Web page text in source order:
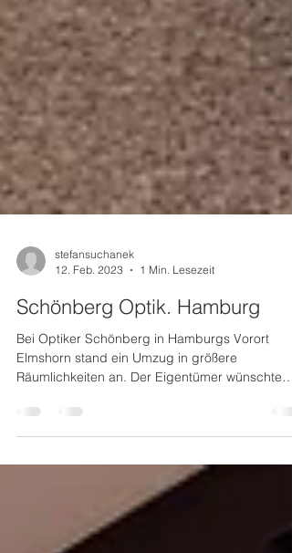
12. Feb. 2023
1 Min. Lesezeit
Schönberg Optik. Hamburg
Bei Optiker Schönberg in Hamburgs Vorort
Räumlichkeiten an. Der Eigentümer wünschte
sich ein...